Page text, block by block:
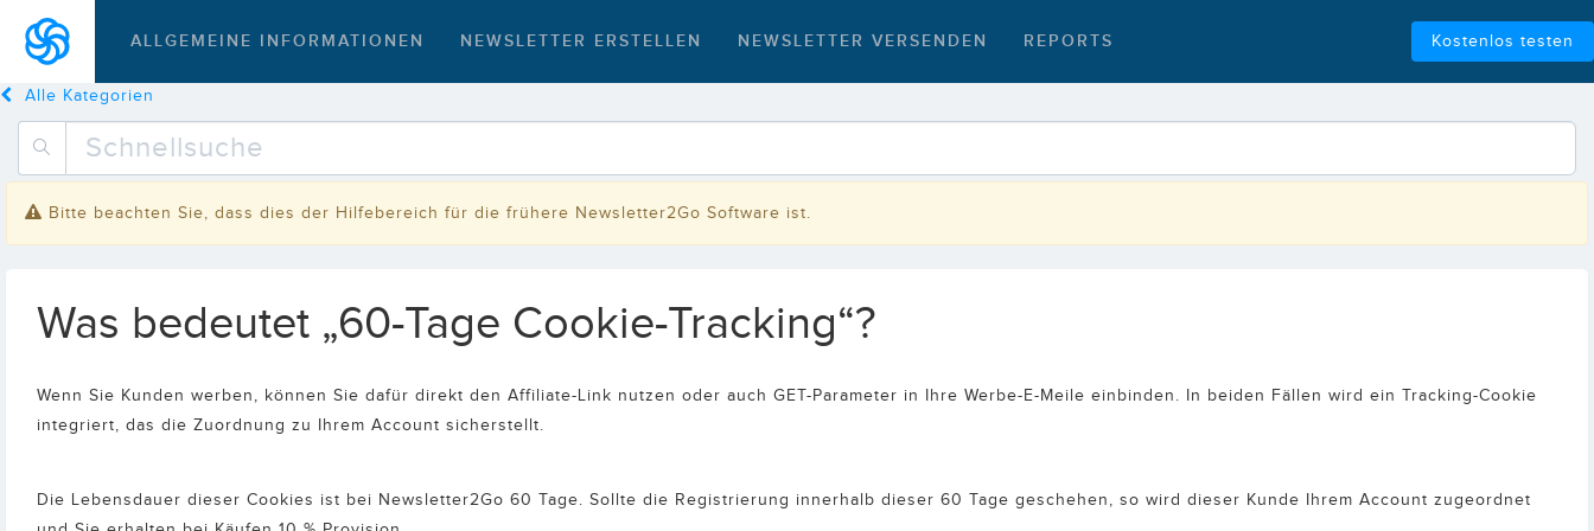
ALLGEMEINE INFORMATIONEN NEWSLETTER ERSTELLEN NEWSLETTER VERSENDEN REPORTS Kostenlos testen
Alle Kategorien
Bitte beachten Sie, dass dies der Hilfebereich für die frühere Newsletter2Go Software ist.
Was bedeutet „60-Tage Cookie-Tracking“?
Wenn Sie Kunden werben, können Sie dafür direkt den Affiliate-Link nutzen oder auch GET-Parameter in Ihre Werbe-E-Meile einbinden. In beiden Fällen wird ein Tracking-Cookie
integriert, das die Zuordnung zu Ihrem Account sicherstellt.
Die Lebensdauer dieser Cookies ist bei Newsletter2Go 60 Tage. Sollte die Registrierung innerhalb dieser 60 Tage geschehen, so wird dieser Kunde Ihrem Account zugeordnet